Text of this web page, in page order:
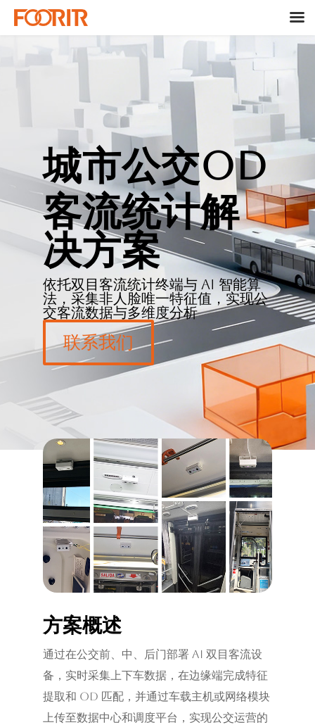
城市公交OD
客流统计解
决方案
依托双目客流统计终端与 AI 智能算
法， 采集非人脸唯一特征值， 实现公
交客流数据与多维度分析
联系我们
方案概述
通过在公交前、中、后门部署 AI 双目客流设
备，实时采集上下车数据，在边缘端完成特征
提取和 OD 匹配，并通过车载主机或网络模块
上传至数据中心和调度平台，实现公交运营的